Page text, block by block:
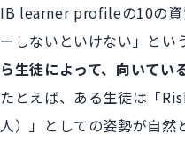
IB learner profileの10の資
ーしないといけない」とい
ら生徒によって、向いてい
たとえば、ある生徒は「
人）」としての姿勢が自然